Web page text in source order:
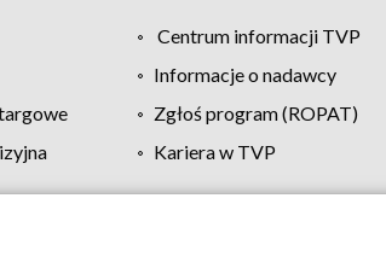
Centrum informacji TVP
Informacje o nadawcy
Zgłoś program (ROPAT)
Kariera w TVP